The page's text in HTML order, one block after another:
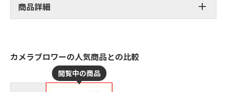
商品詳細
カメラブロワーの人気商品との比較